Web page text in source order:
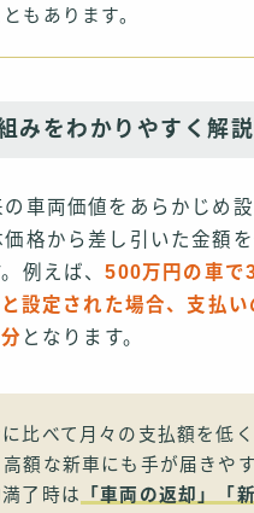
もあります。
みをわかりやすく解説
車両価値をあらかじめ
格から差し引いた金額
例えば、500万円の車で
設定された場合、支払い
となります。
比べて月々の支払額を低く
額な新車にも手が届きや
了時は
「車両の返却」「